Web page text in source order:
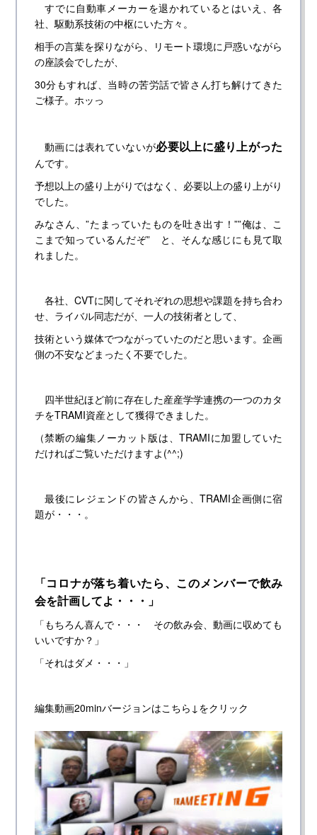
すでに自動車メーカーを退かれているとはいえ、各
社、駆動系技術の中枢にいた方々。
相手の言葉を探りながら、リモート環境に戸惑いながら
の座談会でしたが、
30分もすれば、当時の苦労話で皆さん打ち解けてきた
ご様子。ホッっ
動画には表れていないが必要以上に盛り上がった
んです。
予想以上の盛り上がりではなく、必要以上の盛り上がり
でした。
みなさん、”たまっていたものを吐き出す！””俺は、こ
こまで知っているんだぞ” と、そんな感じにも見て取
れました。
各社、CVTに関してそれぞれの思想や課題を持ち合わ
せ、ライバル同志だが、一人の技術者として、
技術という媒体でつながっていたのだと思います。企画
側の不安などまったく不要でした。
四半世紀ほど前に存在した産産学学連携の一つのカタ
チをTRAMI資産として獲得できました。
（禁断の編集ノーカット版は、TRAMIに加盟していた
だければご覧いただけますよ(^^;)
最後にレジェンドの皆さんから、TRAMI企画側に宿
題が・・・。
「コロナが落ち着いたら、このメンバーで飲み
会を計画してよ・・・」
「もちろん喜んで・・・ その飲み会、動画に収めても
いいですか？」
「それはダメ・・・」
編集動画20minバージョンはこちら↓をクリック